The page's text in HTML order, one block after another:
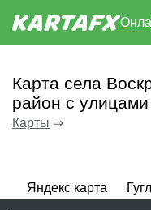
Карта села
район с
Карты ⇒
Яндекс карта